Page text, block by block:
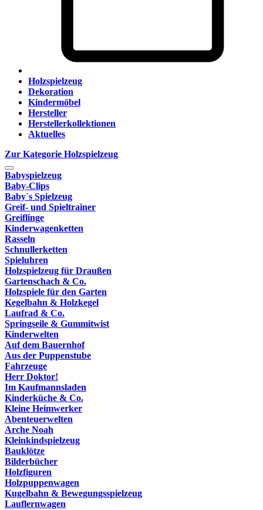
Holzspielzeug
Dekoration
Kindermöbel
Hersteller
Herstellerkollektionen
Aktuelles
Zur Kategorie Holzspielzeug
Babyspielzeug
Baby-Clips
Baby´s Spielzeug
Greif- und Spieltrainer
Greiflinge
Kinderwagenketten
Rasseln
Schnullerketten
Spieluhren
Holzspielzeug für Draußen
Gartenschach & Co.
Holzspiele für den Garten
Kegelbahn & Holzkegel
Laufrad & Co.
Springseile & Gummitwist
Kinderwelten
Auf dem Bauernhof
Aus der Puppenstube
Fahrzeuge
Herr Doktor!
Im Kaufmannsladen
Kinderküche & Co.
Kleine Heimwerker
Abenteuerwelten
Arche Noah
Kleinkindspielzeug
Bauklötze
Bilderbücher
Holzfiguren
Holzpuppenwagen
Kugelbahn & Bewegungsspielzeug
Lauflernwagen